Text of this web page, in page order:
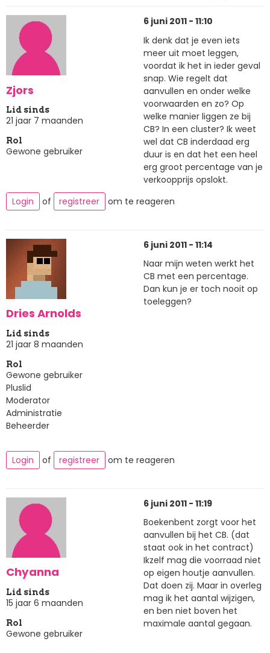
Zjors
Lid sinds
21 jaar 7 maanden
Rol
Gewone gebruiker
6 juni 2011 - 11:10
Ik denk dat je even iets
meer uit moet leggen,
voordat ik het in ieder geval
snap. Wie regelt dat
aanvullen en onder welke
voorwaarden en zo? Op
welke manier liggen ze bij
CB? In een cluster? Ik weet
wel dat CB inderdaad erg
duur is en dat het een heel
erg groot percentage van je
verkoopprijs opslokt.
Login
of registreer om te reageren
Dries Arnolds
Lid sinds
21 jaar 8 maanden
Rol
Gewone gebruiker
Pluslid
Moderator
Administratie
Beheerder
6 juni 2011 - 11:14
Naar mijn weten werkt het
CB met een percentage.
Dan kun je er toch nooit op
toeleggen?
Login of registreer om te reageren
Chyanna
Lid sinds
15 jaar 6 maanden
Rol
Gewone gebruiker
6 juni 2011 - 11:19
Boekenbent zorgt voor het
aanvullen bij het CB. (dat
staat ook in het contract)
Ikzelf mag die voorraad niet
op eigen houtje aanvullen.
Dat doen zij. Maar in overleg
mag ik het aantal wijzigen,
en ben niet boven het
maximale aantal gegaan.